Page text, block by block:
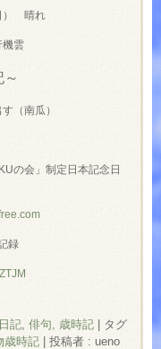
） 晴れ
機雲
（南瓜）
の会」制定日本記念日
録
記, 俳句, 歳時記
タグ
歳時記
投稿者 : ueno